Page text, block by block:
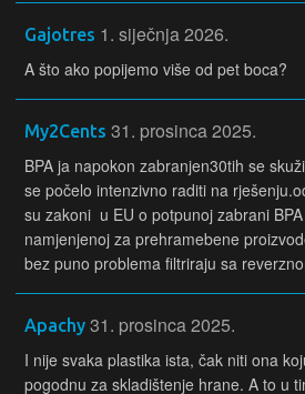
Gajotres 1. siječnja 2026.
A što ako popijemo više od pet boca?
My2Cents 31. prosinca 2025.
BPA ja napokon zabranjen30tih se
se počelo intenzivno raditi na
su zakoni u EU o potpunoj zabrani
namjenjenoj za prehramebene
bez puno problema filtriraju sa
Apachy 31. prosinca 2025.
I nije svaka plastika ista, čak niti ona
pogodnu za skladištenje hrane. A to u